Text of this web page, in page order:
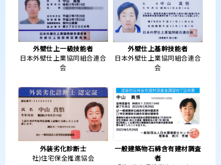
外壁仕上一級技能者
日本外壁仕上業協同組合連合
会
外壁仕上基幹技能者
日本外壁仕上業協同組合連合
会
外装劣化診断士
社)住宅保全推進協会
一般建築物石綿含有建材調査
者